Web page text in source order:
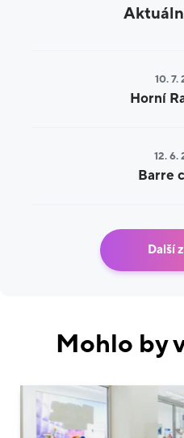
10. 7.
Horní
12. 6.
Barre
Další
Mohlo by